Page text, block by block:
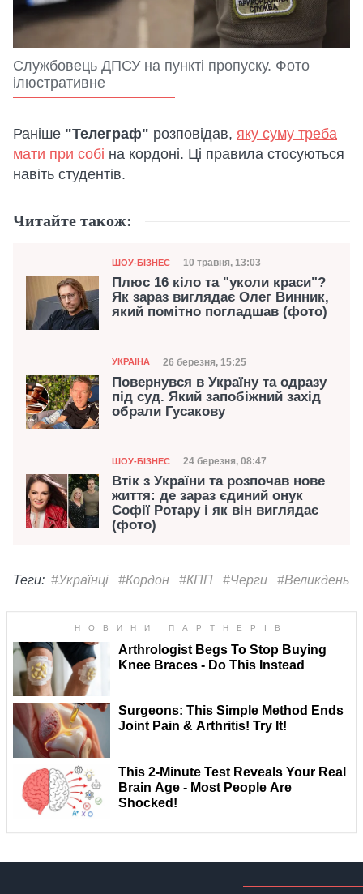
Службовець ДПСУ на пункті пропуску. Фото
ілюстративне
Раніше "Телеграф" розповідав, яку суму треба
мати при собі на кордоні. Ці правила стосуються
навіть студентів.
Читайте також:
Категорія
ШОУ-БІЗНЕС Дата публікації
10 травня, 13:03
Плюс 16 кіло та "уколи краси"?
Як зараз виглядає Олег Винник,
який помітно погладшав (фото)
Категорія
УКРАЇНА Дата публікації
26 березня, 15:25
Повернувся в Україну та одразу
під суд. Який запобіжний захід
обрали Гусакову
Категорія
ШОУ-БІЗНЕС Дата публікації
24 березня, 08:47
Втік з України та розпочав нове
життя: де зараз єдиний онук
Софії Ротару і як він виглядає
(фото)
Теги: #Українці #Кордон #КПП #Черги #Великдень